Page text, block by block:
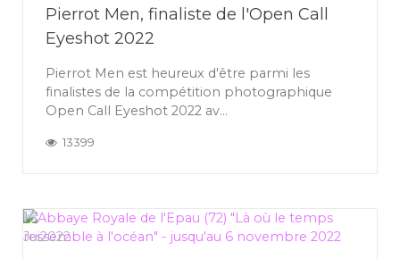
Pierrot Men, finaliste de l'Open Call
Eyeshot 2022
Pierrot Men est heureux d'être parmi les
finalistes de la compétition photographique
Open Call Eyeshot 2022 av...
13399
16
Jui2022